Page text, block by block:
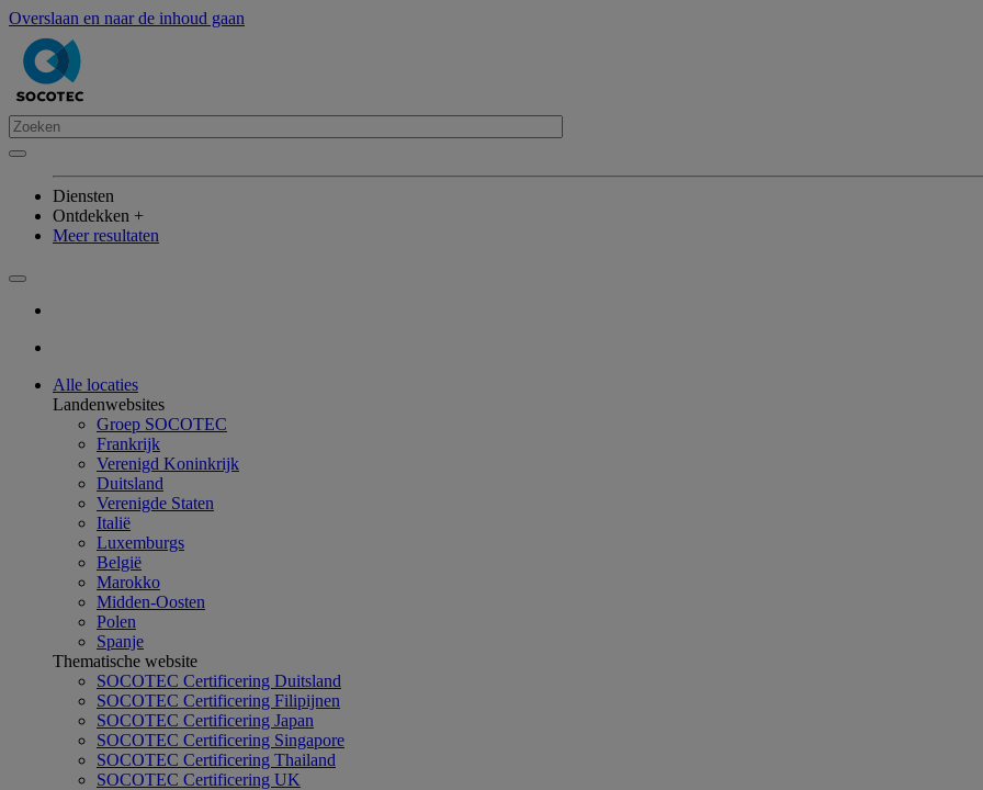
Overslaan en naar de inhoud gaan
Diensten
Ontdekken +
Meer resultaten
Alle locaties
Landenwebsites
Groep SOCOTEC
Frankrijk
Verenigd Koninkrijk
Duitsland
Verenigde Staten
Italië
Luxemburgs
België
Marokko
Midden-Oosten
Polen
Spanje
Thematische website
SOCOTEC Certificering Duitsland
SOCOTEC Certificering Filipijnen
SOCOTEC Certificering Japan
SOCOTEC Certificering Singapore
SOCOTEC Certificering Thailand
SOCOTEC Certificering UK